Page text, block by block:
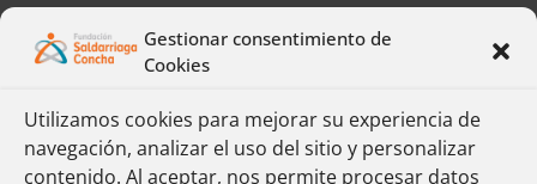
Gestionar consentimiento de
Cookies
Utilizamos cookies para mejorar su experiencia de
navegación, analizar el uso del sitio y personalizar
contenido. Al aceptar, nos permite procesar datos
Personas con discapacidad
Preguntas frecuentes
Contáctenos
Complete el formulario y responderemos